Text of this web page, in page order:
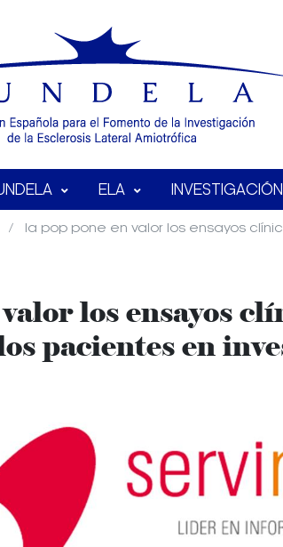
ELA INVESTIGACIÓN
la pop pone en valor los ensayos
los ensayos
pacientes en